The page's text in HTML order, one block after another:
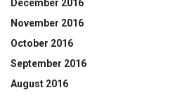
December 2016
November 2016
October 2016
September 2016
August 2016